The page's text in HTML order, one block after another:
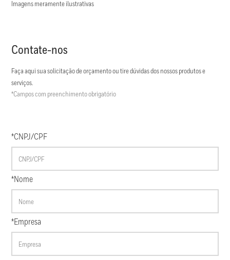
Imagens meramente ilustrativas
Contate-nos
Faça aqui sua solicitação de orçamento ou tire dúvidas dos nossos produtos e
serviços.
*Campos com preenchimento obrigatório
*CNPJ/CPF
*Nome
*Empresa